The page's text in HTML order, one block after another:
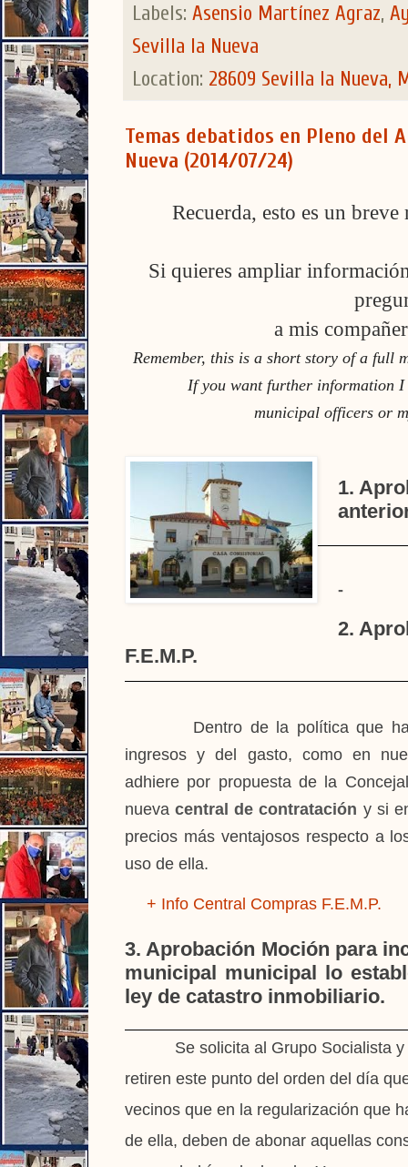
Labels: Asensio Martínez Agraz,
Sevilla la Nueva
Location: 28609 Sevilla la Nueva,
Temas debatidos en Pleno del
Nueva (2014/07/24)
Recuerda, esto es un
Si quieres ampliar
a mis
Remember, this is a short story of a full
If you want further information I
municipal officers or
1.
-
2.
F.E.M.P.
Dentro de la política que
ingresos y del gasto, como en
adhiere por propuesta de la
nuevacentral de contratación y si
precios más ventajosos respecto a
uso de ella.
+ Info Central Compras F.E.M.P.
3. Aprobación Moción para
municipal municipal lo
ley de catastro inmobiliario.
Se solicita al Grupo Socialista y a
retiren este punto del orden del día
vecinos que en la regularización que
de ella, deben de abonar aquellas